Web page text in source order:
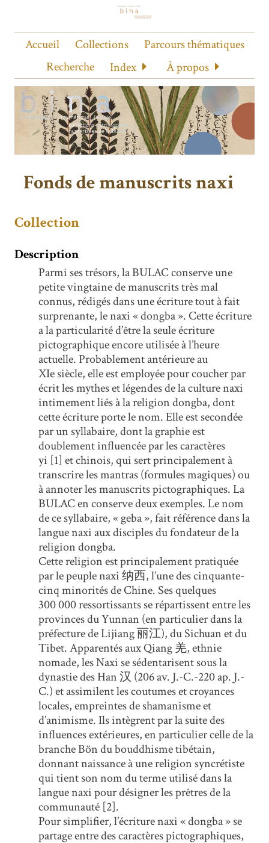
Accueil Collections
Parcours thématiques
Recherche
Index À propos
Fonds de manuscrits naxi
Collection
Description
Parmi ses trésors, la BULAC conserve une
petite vingtaine de manuscrits très mal
connus, rédigés dans une écriture tout à fait
surprenante, le naxi « dongba ». Cette écriture
a la particularité d’être la seule écriture
pictographique encore utilisée à l’heure
actuelle. Probablement antérieure au
XIe siècle, elle est employée pour coucher par
écrit les mythes et légendes de la culture naxi
intimement liés à la religion dongba, dont
cette écriture porte le nom. Elle est secondée
par un syllabaire, dont la graphie est
doublement influencée par les caractères
yi [1] et chinois, qui sert principalement à
transcrire les mantras (formules magiques) ou
à annoter les manuscrits pictographiques. La
BULAC en conserve deux exemples. Le nom
de ce syllabaire, « geba », fait référence dans la
langue naxi aux disciples du fondateur de la
religion dongba.
Cette religion est principalement pratiquée
par le peuple naxi 纳西, l’une des cinquante-
cinq minorités de Chine. Ses quelques
300 000 ressortissants se répartissent entre les
provinces du Yunnan (en particulier dans la
préfecture de Lijiang 丽江), du Sichuan et du
Tibet. Apparentés aux Qiang 羌, ethnie
nomade, les Naxi se sédentarisent sous la
dynastie des Han 汉 (206 av. J.-C.-220 ap. J.-
C.) et assimilent les coutumes et croyances
locales, empreintes de shamanisme et
d’animisme. Ils intègrent par la suite des
influences extérieures, en particulier celle de la
branche Bön du bouddhisme tibétain,
donnant naissance à une religion syncrétiste
qui tient son nom du terme utilisé dans la
langue naxi pour désigner les prêtres de la
communauté [2].
Pour simplifier, l’écriture naxi « dongba » se
partage entre des caractères pictographiques,